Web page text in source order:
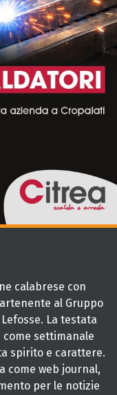
calabrese con
al Gruppo
La testata
come settimanale
spirito e carattere.
come web journal,
per le notizie